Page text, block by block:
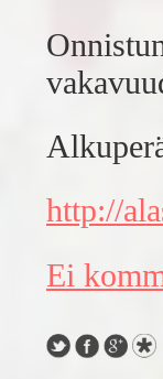
http://
Ei